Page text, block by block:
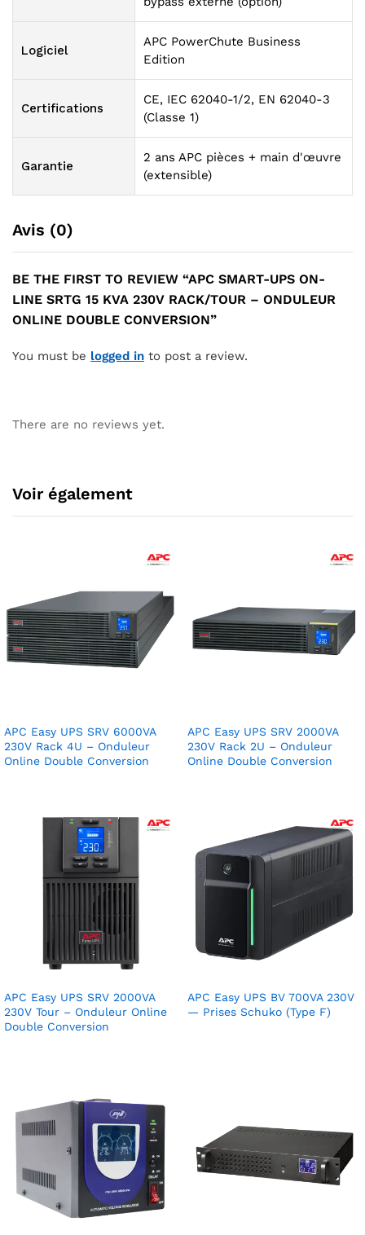
Logiciel
APC PowerChute Business
Edition
Certifications
CE, IEC 62040-1/2, EN 62040-3
(Classe 1)
Garantie
2 ans APC pièces + main d'œuvre
(extensible)
Avis (0)
BE THE FIRST TO REVIEW “APC SMART-UPS ON-
LINE SRTG 15 KVA 230V RACK/TOUR – ONDULEUR
ONLINE DOUBLE CONVERSION”
You must be logged in to post a review.
There are no reviews yet.
Voir également
APC Easy UPS SRV 6000VA
230V Rack 4U – Onduleur
Online Double Conversion
APC Easy UPS SRV 2000VA
230V Rack 2U – Onduleur
Online Double Conversion
APC Easy UPS SRV 2000VA
230V Tour – Onduleur Online
Double Conversion
APC Easy UPS BV 700VA 230V
— Prises Schuko (Type F)